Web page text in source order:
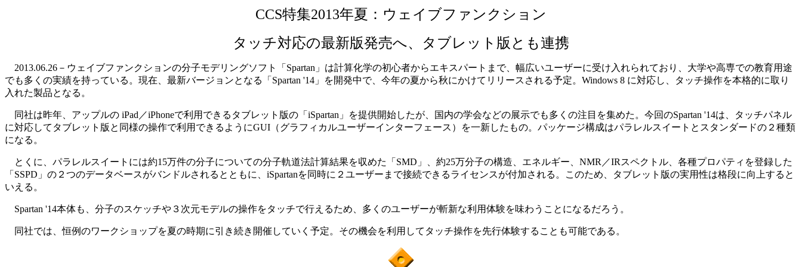
CCS特集2013年夏：ウェイブファンクション
タッチ対応の最新版発売へ、タブレット版とも連携
2013.06.26－ウェイブファンクションの分子モデリングソフト「Spartan」は計算化学の初心者からエキスパートまで、幅広いユーザーに受け入れられており、大学や高専での教育用途
でも多くの実績を持っている。現在、最新バージョンとなる「Spartan '14」を開発中で、今年の夏から秋にかけてリリースされる予定。Windows 8 に対応し、タッチ操作を本格的に取り
入れた製品となる。
同社は昨年、アップルの iPad／iPhoneで利用できるタブレット版の「iSpartan」を提供開始したが、国内の学会などの展示でも多くの注目を集めた。今回のSpartan '14は、タッチパネル
に対応してタブレット版と同様の操作で利用できるようにGUI（グラフィカルユーザーインターフェース）を一新したもの。パッケージ構成はパラレルスイートとスタンダードの２種類
になる。
とくに、パラレルスイートには約15万件の分子についての分子軌道法計算結果を収めた「SMD」、約25万分子の構造、エネルギー、NMR／IRスペクトル、各種プロパティを登録した
「SSPD」の２つのデータベースがバンドルされるとともに、iSpartanを同時に２ユーザーまで接続できるライセンスが付加される。このため、タブレット版の実用性は格段に向上すると
いえる。
Spartan '14本体も、分子のスケッチや３次元モデルの操作をタッチで行えるため、多くのユーザーが斬新な利用体験を味わうことになるだろう。
同社では、恒例のワークショップを夏の時期に引き続き開催していく予定。その機会を利用してタッチ操作を先行体験することも可能である。